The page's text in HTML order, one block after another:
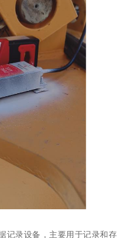
记录设备，主要用于记录和存